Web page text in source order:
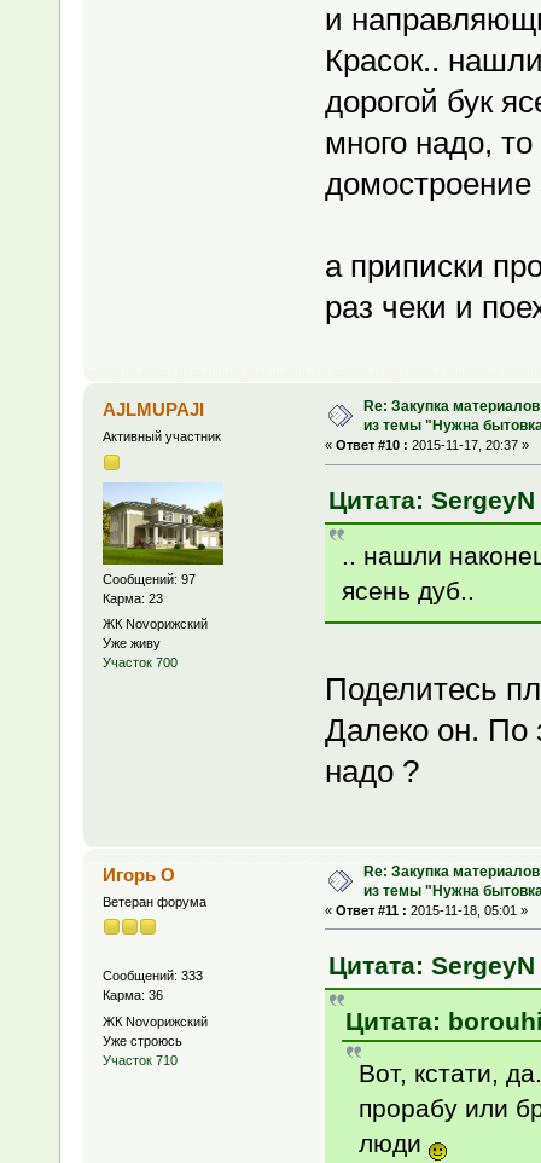
и
Красок..
дорогой бук
много надо,
домостроение
а приписки
раз чеки и
AJLMUPAJI
Активный участник
Сообщений: 97
Карма: 23
ЖК Novoрижский
Уже живу
Участок 700
Re: Закупка
из темы "Нужна
« Ответ #10 : 2015-11-17, 20:37 »
Цитата:
.. нашли
ясень дуб..
Поделитесь
Далеко он. По
надо ?
Игорь О
Ветеран форума
Сообщений: 333
Карма: 36
ЖК Novoрижский
Уже строюсь
Участок 710
Re: Закупка
из темы "Нужна
« Ответ #11 : 2015-11-18, 05:01 »
Цитата:
Цитата:
Вот, кстати,
прорабу или
люди